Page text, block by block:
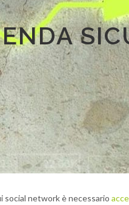
social network è necessario